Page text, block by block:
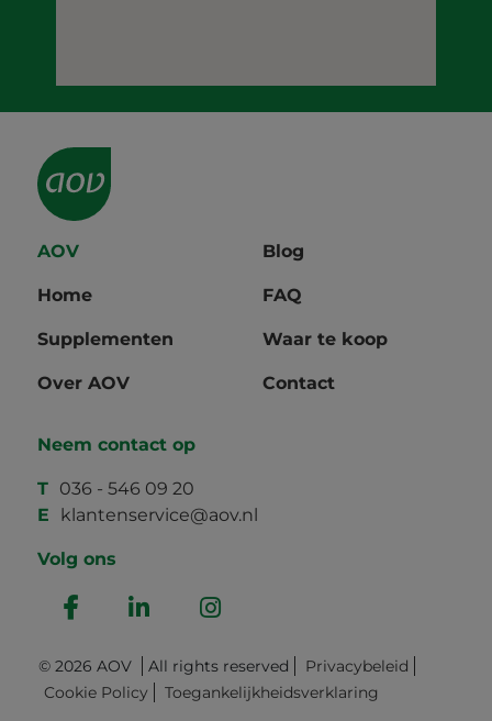
AOV
Home
Supplementen
Over AOV
Blog
FAQ
Waar te koop
Contact
Neem contact op
T 036 - 546 09 20
E
klantenservice@aov.nl
Volg ons
© 2026 AOV All rights reserved
Privacybeleid
Cookie Policy
Toegankelijkheidsverklaring